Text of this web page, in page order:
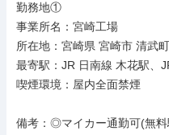
勤務地①
事業所名：宮崎工場
所在地：宮崎県 宮崎市 清武
最寄駅：JR 日南線 木花駅、
喫煙環境：屋内全面禁煙
備考：◎マイカー通勤可(無料